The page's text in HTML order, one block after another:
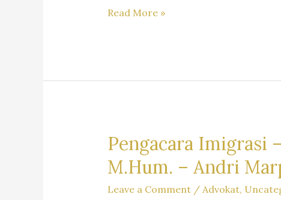
Layanan
Negara
Indonesia
–Firma
Hukum
Read More »
Pengacara Imigrasi
M.Hum. – Andri
Leave a Comment / Advokat,